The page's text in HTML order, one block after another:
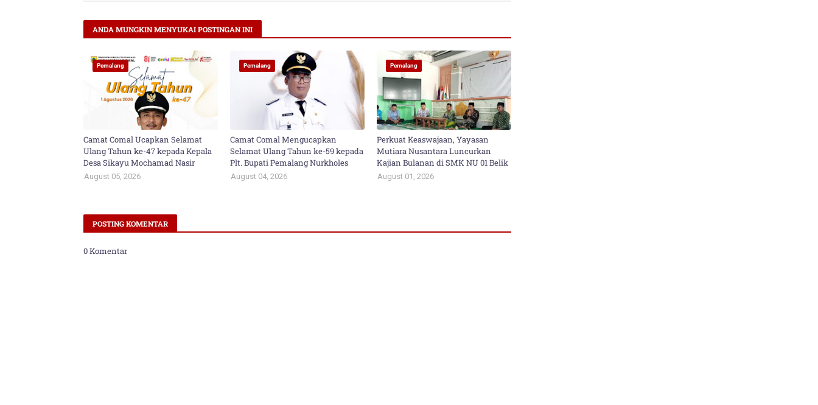
ANDA MUNGKIN MENYUKAI POSTINGAN INI
Pemalang
Camat Comal Ucapkan Selamat
Ulang Tahun ke-47 kepada Kepala
Desa Sikayu Mochamad Nasir
August 05, 2026
Pemalang
Camat Comal Mengucapkan
Selamat Ulang Tahun ke-59 kepada
Plt. Bupati Pemalang Nurkholes
August 04, 2026
Pemalang
Perkuat Keaswajaan, Yayasan
Mutiara Nusantara Luncurkan
Kajian Bulanan di SMK NU 01 Belik
August 01, 2026
POSTING KOMENTAR
0 Komentar